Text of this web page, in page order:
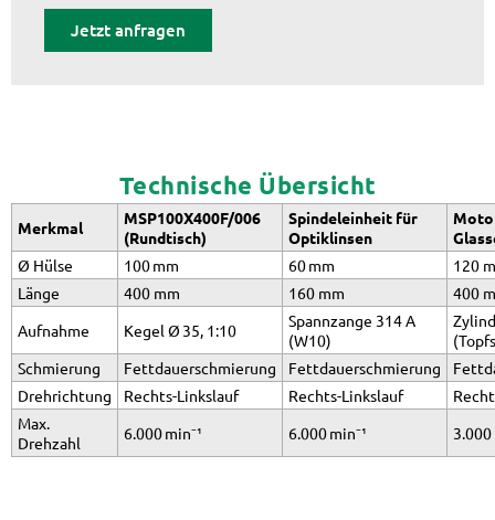
Jetzt anfragen
Technische Übersicht
Merkmal
MSP100X400F/006
(Rundtisch)
Spindeleinheit für
Optiklinsen
Ø Hülse
100 mm 60 mm
120
Länge
400 mm 160 mm
400
Aufnahme
Kegel Ø 35, 1:10
Spannzange 314 A
(W10)
Schmierung
Fettdauerschmierung Fettdauerschmierung
Drehrichtung
Rechts-Linkslauf Rechts-Linkslauf
Max.
Drehzahl
6.000 min⁻¹ 6.000 min⁻¹ 3.000